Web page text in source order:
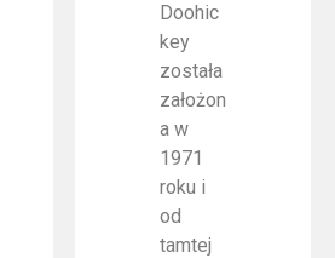
Doohic
key
została
założon
a w
1971
roku i
od
tamtej